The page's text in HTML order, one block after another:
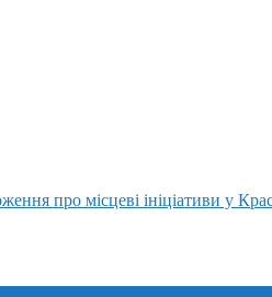
про місцеві ініціативи у